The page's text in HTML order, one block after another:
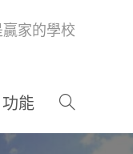
家的學校
能